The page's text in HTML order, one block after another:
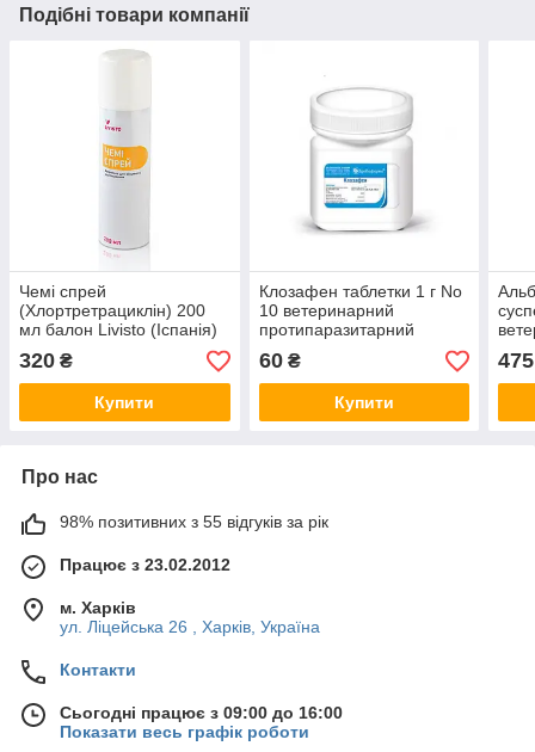
Подібні товари компанії
Чемі спрей
(Хлортретрациклін) 200
мл балон Livisto (Іспанія)
антисептичний препарат,
аерозоль.
320 ₴
Купити
Клозафен таблетки 1 г No
10 ветеринарний
протипаразитарний
препарат для КРС і МРС
60₴
Купити
475
Про нас
98% позитивних з 55 відгуків за рік
Працює з 23.02.2012
м. Харків
ул. Ліцейська 26 , Харків, Україна
Контакти
Сьогодні працює з 09:00 до 16:00
Показати весь графік роботи